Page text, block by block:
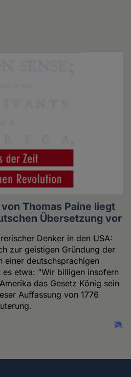
Thomas Paine liegt
Übersetzung vor
Denker in den USA:
zur geistigen Gründung der
einer deutschsprachigen
es etwa: "Wir billigen insofern
das Gesetz König sein
Auffassung von 1776